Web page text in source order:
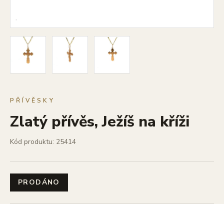
PŘÍVĚSKY
Zlatý přívěs, Ježíš na kříži
Kód produktu: 25414
PRODÁNO